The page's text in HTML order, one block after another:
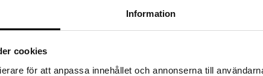
Information
cookies
för att anpassa innehållet och annonserna till
vätska på fastande mage eller i början av frukosten för
daglig dos bör inte överskridas. Kosttillskott
alternativ till en varierad kost. Förvaras utom räckhåll för